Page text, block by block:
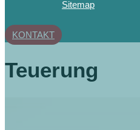
Sitemap
KONTAKT
Teuerung